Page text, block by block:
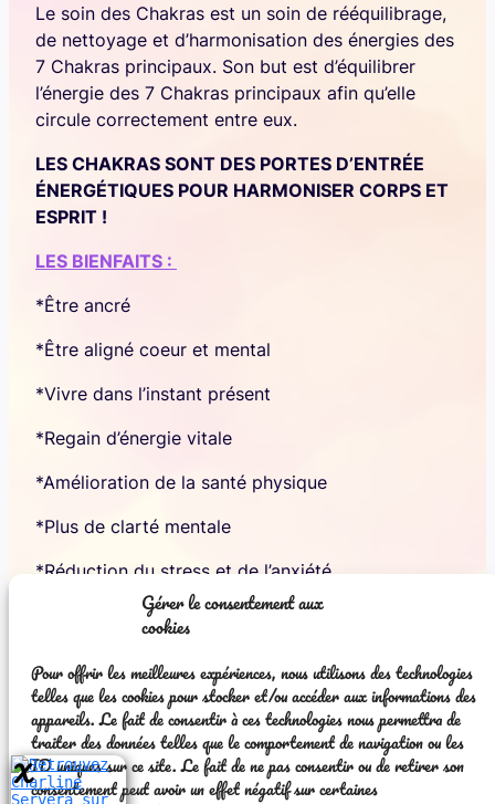
Gérer le consentement aux
cookies
Pour offrir les meilleures expériences, nous utilisons des technologies
telles que les cookies pour stocker et/ou accéder aux informations des
appareils. Le fait de consentir à ces technologies nous permettra de
traiter des données telles que le comportement de navigation ou les
ID uniques sur ce site. Le fait de ne pas consentir ou de retirer son
consentement peut avoir un effet négatif sur certaines
Le soin des Chakras est un soin de rééquilibrage,
de nettoyage et d’harmonisation des énergies des
7 Chakras principaux. Son but est d’équilibrer
l’énergie des 7 Chakras principaux afin qu’elle
circule correctement entre eux.
LES CHAKRAS SONT DES PORTES D’ENTRÉE
ÉNERGÉTIQUES POUR HARMONISER CORPS ET
ESPRIT !
LES BIENFAITS :
*Être ancré
*Être aligné coeur et mental
*Vivre dans l’instant présent
*Regain d’énergie vitale
*Amélioration de la santé physique
*Plus de clarté mentale
*Réduction du stress et de l’anxiété
*Liste non exhaustive …
Ce soin énergétique se fait uniquement à distance
et ne nécessite pas que vous soyez disponible au
moment du soin. Une fois le rdv pris, il faudra me
transmettre votre nom, prénom, date de naissance